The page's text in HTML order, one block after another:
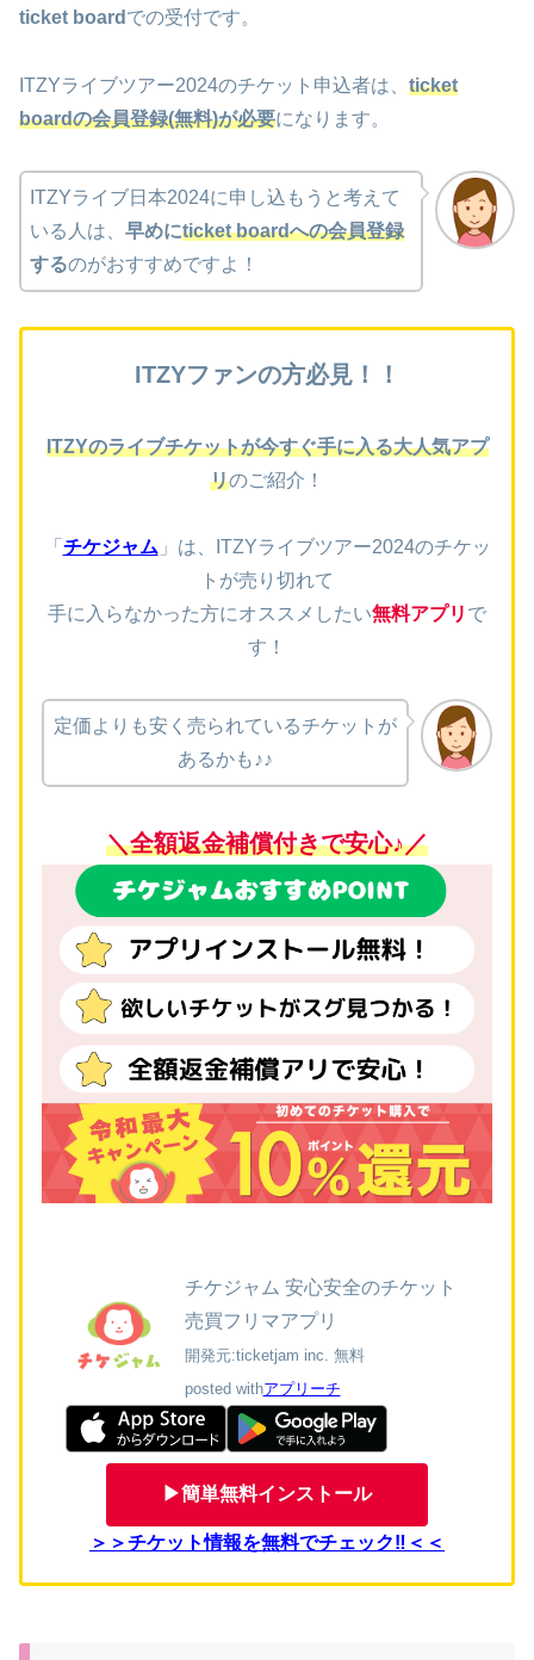
ticket board での受付です。
ITZYライブツアー2024のチケット申込者は、 ticket
boardの会員登録(無料)が必要になります。
ITZYライブ日本2024に申し込もうと考えて
いる人は、 早めにticket boardへの会員登録
するのがおすすめですよ！
ITZYファンの方必見！！
ITZYのライブチケットが今すぐ手に入る大人気アプ
リのご紹介！
「 チケジャム」は、ITZYライブツアー2024のチケッ
トが売り切れて
手に入らなかった方にオススメしたい無料アプリ で
す！
定価よりも安く売られているチケットが
あるかも♪♪
＼全額返金補償付きで安心♪／
チケジャム 安心安全のチケット
売買フリマアプリ
開発元:ticketjam inc. 無料
posted withアプリーチ
▶簡単無料インストール
＞＞チケット情報を無料でチェック‼＜＜